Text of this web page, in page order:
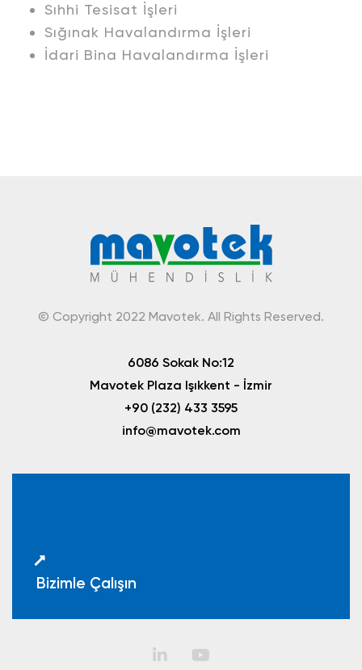
Sıhhi Tesisat İşleri
Sığınak Havalandırma İşleri
İdari Bina Havalandırma İşleri
© Copyright 2022 Mavotek. All Rights Reserved.
6086 Sokak No:12
Mavotek Plaza Işıkkent - İzmir
+90 (232) 433 3595
info@mavotek.com
Bizimle Çalışın